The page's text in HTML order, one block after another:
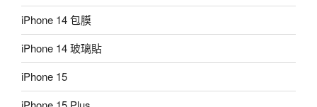
iPhone 14 包膜
iPhone 14 玻璃貼
iPhone 15